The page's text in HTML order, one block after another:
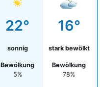
22°
sonnig
Bewölkung
5%
16°
stark bewölkt
Bewölkung
78%